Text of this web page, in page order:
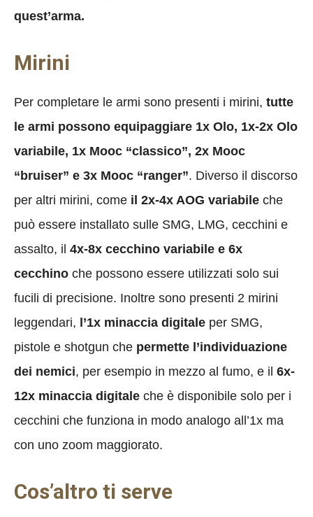
quest’arma.
Mirini
Per completare le armi sono presenti i mirini, tutte
le armi possono equipaggiare 1x Olo, 1x-2x Olo
variabile, 1x Mooc “classico”, 2x Mooc
“bruiser” e 3x Mooc “ranger”. Diverso il discorso
per altri mirini, come il 2x-4x AOG variabile che
può essere installato sulle SMG, LMG, cecchini e
assalto, il 4x-8x cecchino variabile e 6x
cecchino che possono essere utilizzati solo sui
fucili di precisione. Inoltre sono presenti 2 mirini
leggendari, l’1x minaccia digitale per SMG,
pistole e shotgun che permette l’individuazione
dei nemici, per esempio in mezzo al fumo, e il 6x-
12x minaccia digitale che è disponibile solo per i
cecchini che funziona in modo analogo all’1x ma
con uno zoom maggiorato.
Cos’altro ti serve